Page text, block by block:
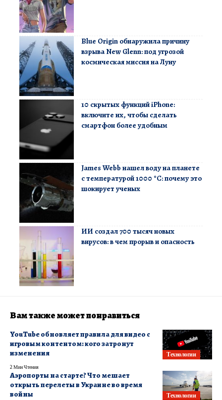
Blue Origin обнаружила причину
взрыва New Glenn: под угрозой
космическая миссия на Луну
10 скрытых функций iPhone:
включите их, чтобы сделать
смартфон более удобным
James Webb нашел воду на планете
с температурой 1000 °C: почему это
шокирует ученых
ИИ создал 700 тысяч новых
вирусов: в чем прорыв и опасность
Вам также может понравиться
Технологии
YouTube обновляет правила для видео с
игровым контентом: кого затронут
изменения
2 Мин Чтения
Технологии
Аэропорты на старте? Что мешает
открыть перелеты в Украине во время
войны